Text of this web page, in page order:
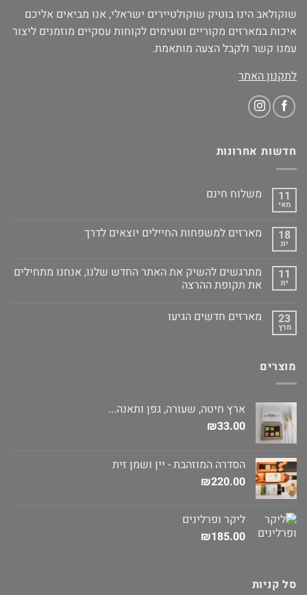
שוקולאב הינו בוטיק שוקולטיירים ישראלי, אנו מביאים אליכם
איכות במארזים מקוריים וטעימים לקוחות עסקיים מוזמנים ליצור
עמנו קשר ולקבל הצעה מותאמת.
לתקנון האתר
חדשות אחרונות
11
מאי
משלוח חינם
18
יונ
מארזים למשפחות החיילים יוצאים לדרך
11
יונ
מתרגשים להשיק את האתר החדש שלנו, אנחנו מתחילים
את תקופת ההרצה
23
מרץ
מארזים חדשים הגיעו
מוצרים
ארץ חיטה, שעורה, גפן ותאנה...
₪33.00
הסדרה המוזהבת - יין ושמן זית
₪220.00
ליקר ופרלינים
₪185.00
סל קניות